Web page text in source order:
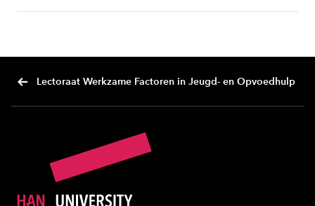
Lectoraat Werkzame Factoren in Jeugd- en Opvoedhulp